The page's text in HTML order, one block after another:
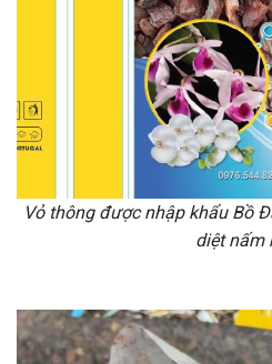
Vỏ thông được nhập khẩu Bồ
diệt nấm